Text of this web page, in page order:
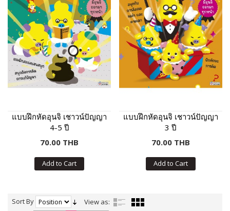
แบบฝึกหัดอุนจิ เชาวน์ปัญญา
4-5 ปี
70.00 THB
Add to Cart
แบบฝึกหัดอุนจิ เชาวน์ปัญญา
3 ปี
70.00 THB
Add to Cart
Sort By
View as: